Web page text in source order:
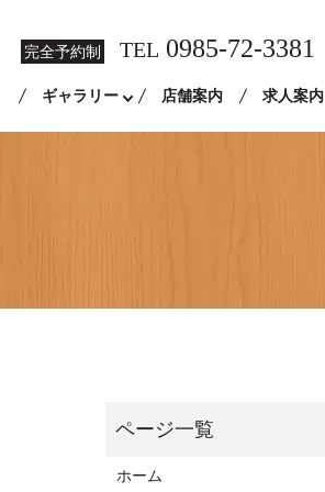
ギャラリー 店舗案内 求人案内
完全予約制 TEL 0985-72-3381
ホーム